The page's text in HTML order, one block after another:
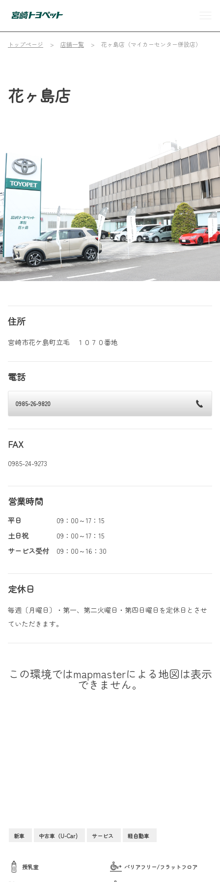
トップページ 店舗一覧 花ヶ島店（マイカーセンター併設店）
花ヶ島店
住所
宮崎市花ケ島町立毛 １０７０番地
電話
0985-26-9820
FAX
0985-24-9273
営業時間
平日
09：00～17：15
土日祝
09：00～17：15
サービス受付
09：00～16：30
定休日
毎週〔月曜日〕・第一、第二火曜日・第四日曜日を定休日とさせ
ていただきます。
新車 中古車（U-Car) サービス 軽自動車
授乳室 バリアフリー/フラットフロア
この環境ではmapmasterによる地図は表示
できません。